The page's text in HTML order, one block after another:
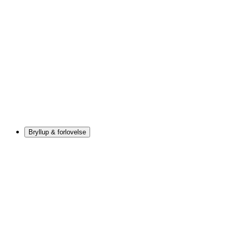
Bryllup & forlovelse